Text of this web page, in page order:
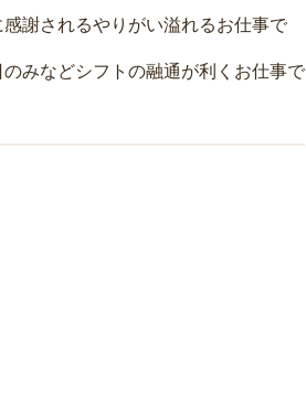
謝されるやりがい溢れるお仕事で
みなどシフトの融通が利くお仕事で